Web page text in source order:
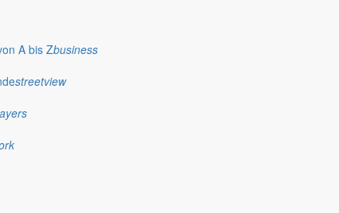
A bis Zbusiness
streetview